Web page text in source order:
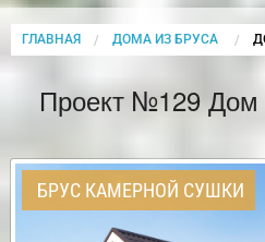
ГЛАВНАЯ ДОМА ИЗ БРУСА
Проект №129 Дом
БРУС КАМЕРНОЙ СУШКИ